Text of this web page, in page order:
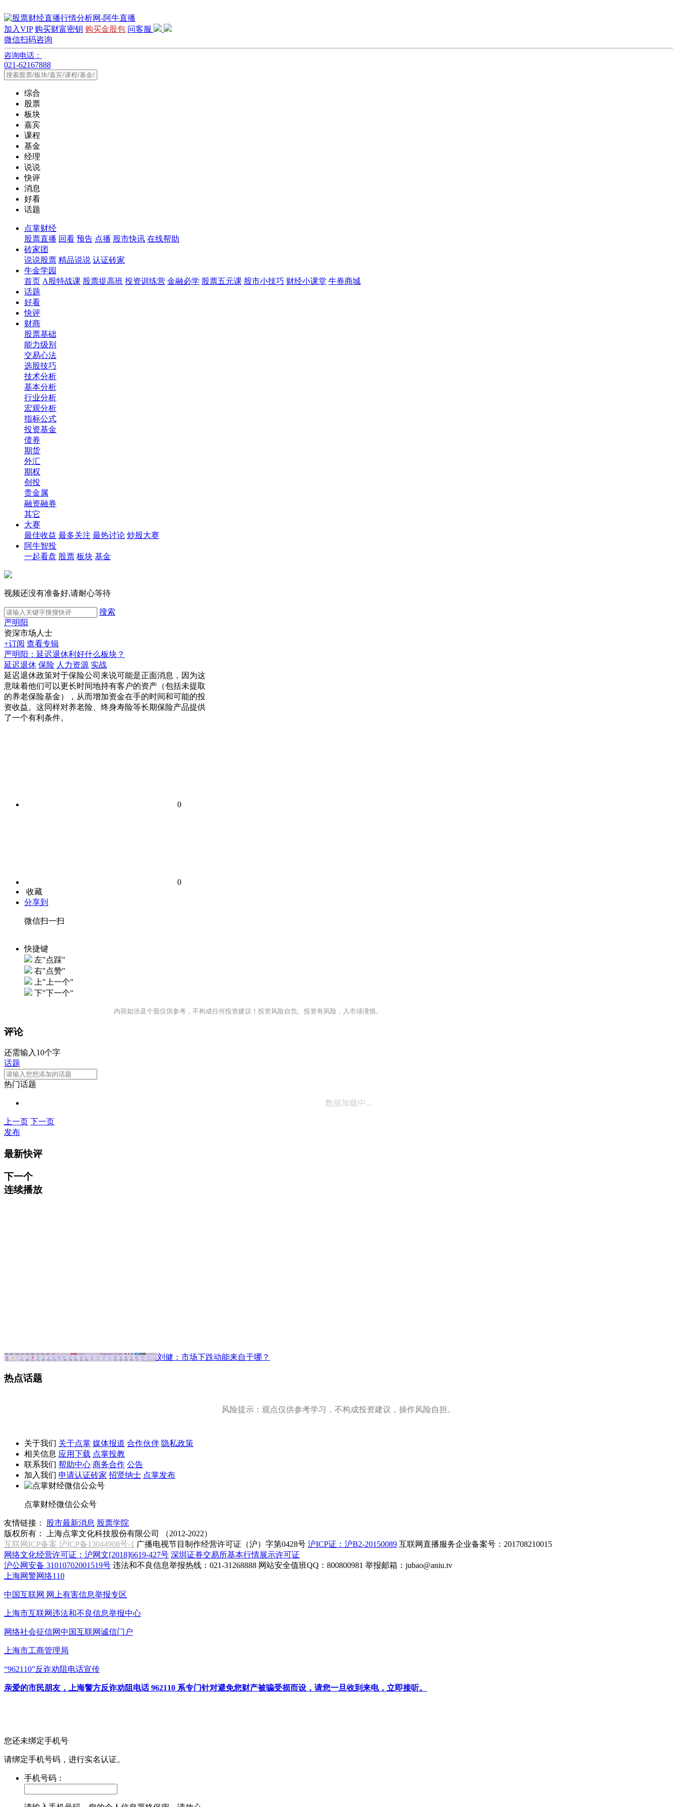
加入VIP 购买财富密钥 购买金股包 问客服
微信扫码咨询
咨询电话：
021-62167888
综合
股票
板块
嘉宾
课程
基金
经理
说说
快评
消息
好看
话题
点掌财经
股票直播 回看 预告 点播 股市快讯 在线帮助
砖家团
说说股票 精品说说 认证砖家
牛金学园
首页 A股特战课 股票提高班 投资训练营 金融必学 股票五元课 股市小技巧 财经小课堂 牛券商城
话题
好看
快评
财商
股票基础
能力级别
交易心法
选股技巧
技术分析
基本分析
行业分析
宏观分析
指标公式
投资基金
债券
期货
外汇
期权
创投
贵金属
融资融券
其它
大赛
最佳收益 最多关注 最热讨论 炒股大赛
阿牛智投
一起看盘 股票 板块 基金
视频还没有准备好,请耐心等待
搜索
严明阳
资深市场人士
+订阅 查看专辑
严明阳：延迟退休利好什么板块？
延迟退休 保险 人力资源 实战
延迟退休政策对于保险公司来说可能是正面消息，因为这
意味着他们可以更长时间地持有客户的资产（包括未提取
的养老保险基金），从而增加资金在手的时间和可能的投
资收益。这同样对养老险、终身寿险等长期保险产品提供
了一个有利条件。
0
0
收藏
分享到
微信扫一扫
快捷键
左"点踩"
右"点赞"
上"上一个"
下"下一个"
内容如涉及个股仅供参考，不构成任何投资建议！投资风险自负。投资有风险，入市须谨慎。
评论
还需输入10个字
话题
热门话题
数据加载中...
上一页 下一页
发布
最新快评
下一个
连续播放
刘健：市场下跌动能来自于哪？
热点话题
风险提示：观点仅供参考学习，不构成投资建议，操作风险自担。
关于我们 关于点掌 媒体报道 合作伙伴 隐私政策
相关信息 应用下载 点掌投教
联系我们 帮助中心 商务合作 公告
加入我们 申请认证砖家 招贤纳士 点掌发布
点掌财经微信公众号
友情链接： 股市最新消息 股票学院
版权所有：
上海点掌文化科技股份有限公司 （2012-2022）
互联网ICP备案 沪ICP备13044908号-1 广播电视节目制作经营许可证（沪）字第0428号 沪ICP证：沪B2-20150089 互联网直播服务企业备案号：201708210015
网络文化经营许可证：沪网文[2018]6619-427号 深圳证券交易所基本行情展示许可证
沪公网安备 31010702001519号 违法和不良信息举报热线：021-31268888 网站安全值班QQ：800800981 举报邮箱： jubao@aniu.tv
上海网警网络110
中国互联网 网上有害信息举报专区
上海市互联网违法和不良信息举报中心
网络社会征信网中国互联网诚信门户
上海市工商管理局
“962110”反诈劝阻电话宣传
亲爱的市民朋友，上海警方反诈劝阻电话 962110 系专门针对避免您财产被骗受损而设，请您一旦收到来电，立即接听。
您还未绑定手机号
请绑定手机号码，进行实名认证。
手机号码：